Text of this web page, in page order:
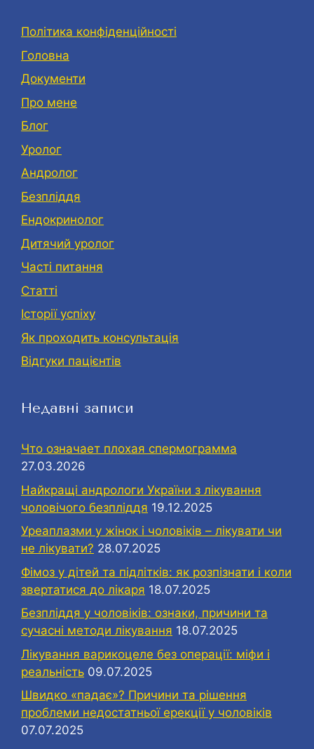
Політика конфіденційності
Головна
Документи
Про мене
Блог
Уролог
Андролог
Безпліддя
Eндокринолог
Дитячий уролог
Часті питання
Статті
Історії успіху
Як проходить консультація
Відгуки пацієнтів
Недавні записи
Что означает плохая спермограмма
27.03.2026
Найкращі андрологи України з лікування
чоловічого безпліддя 19.12.2025
Уреаплазми у жінок і чоловіків – лікувати чи
не лікувати? 28.07.2025
Фімоз у дітей та підлітків: як розпізнати і коли
звертатися до лікаря 18.07.2025
Безпліддя у чоловіків: ознаки, причини та
сучасні методи лікування 18.07.2025
Лікування варикоцеле без операції: міфи і
реальність 09.07.2025
Швидко «падає»? Причини та рішення
проблеми недостатньої ерекції у чоловіків
07.07.2025